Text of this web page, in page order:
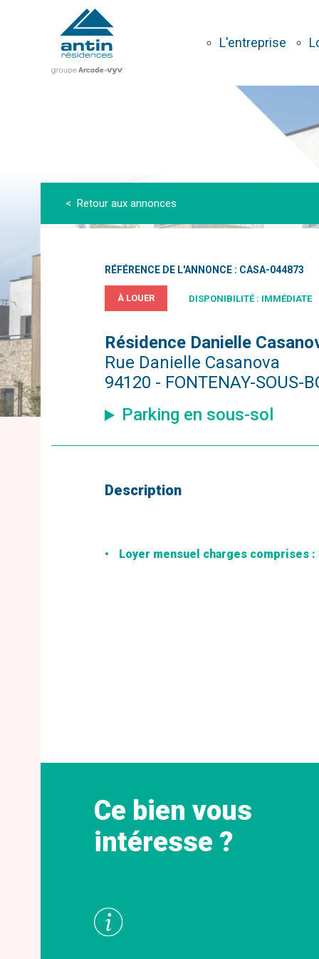
L'entreprise
< Retour aux annonces
RÉFÉRENCE DE L'ANNONCE : CASA-044873
À LOUER DISPONIBILITÉ : IMMÉDIATE
Résidence Danielle
Rue Danielle Casanova
94120 - FONTENAY-SOUS-
Parking en sous-sol
Description
Loyer mensuel charges comprises :
Ce bien vous
intéresse ?